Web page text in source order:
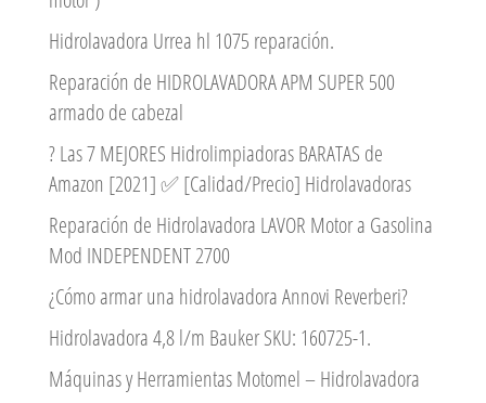
Hidrolavadora Urrea hl 1075 reparación.
Reparación de HIDROLAVADORA APM SUPER 500
armado de cabezal
? Las 7 MEJORES Hidrolimpiadoras BARATAS de
Amazon [2021] ✅ [Calidad/Precio] Hidrolavadoras
Reparación de Hidrolavadora LAVOR Motor a Gasolina
Mod INDEPENDENT 2700
¿Cómo armar una hidrolavadora Annovi Reverberi?
Hidrolavadora 4,8 l/m Bauker SKU: 160725-1.
Máquinas y Herramientas Motomel – Hidrolavadora